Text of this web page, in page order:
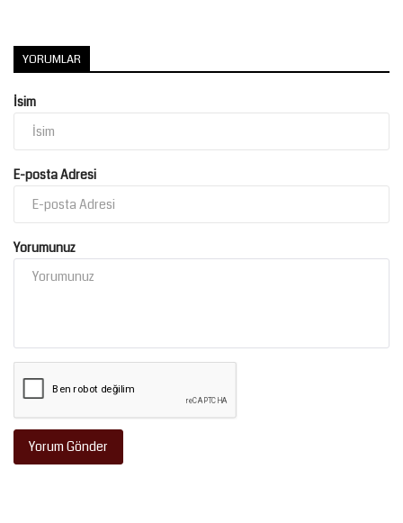
YORUMLAR
İsim
E-posta Adresi
Yorumunuz
Yorum Gönder